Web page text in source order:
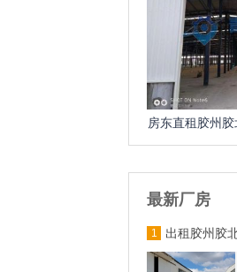
房东直租胶州
齐全、
最新厂房
1
出租胶州胶